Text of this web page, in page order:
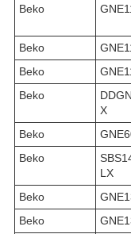
Beko
Beko
Beko
Beko
X
Beko
Beko
LX
Beko
Beko